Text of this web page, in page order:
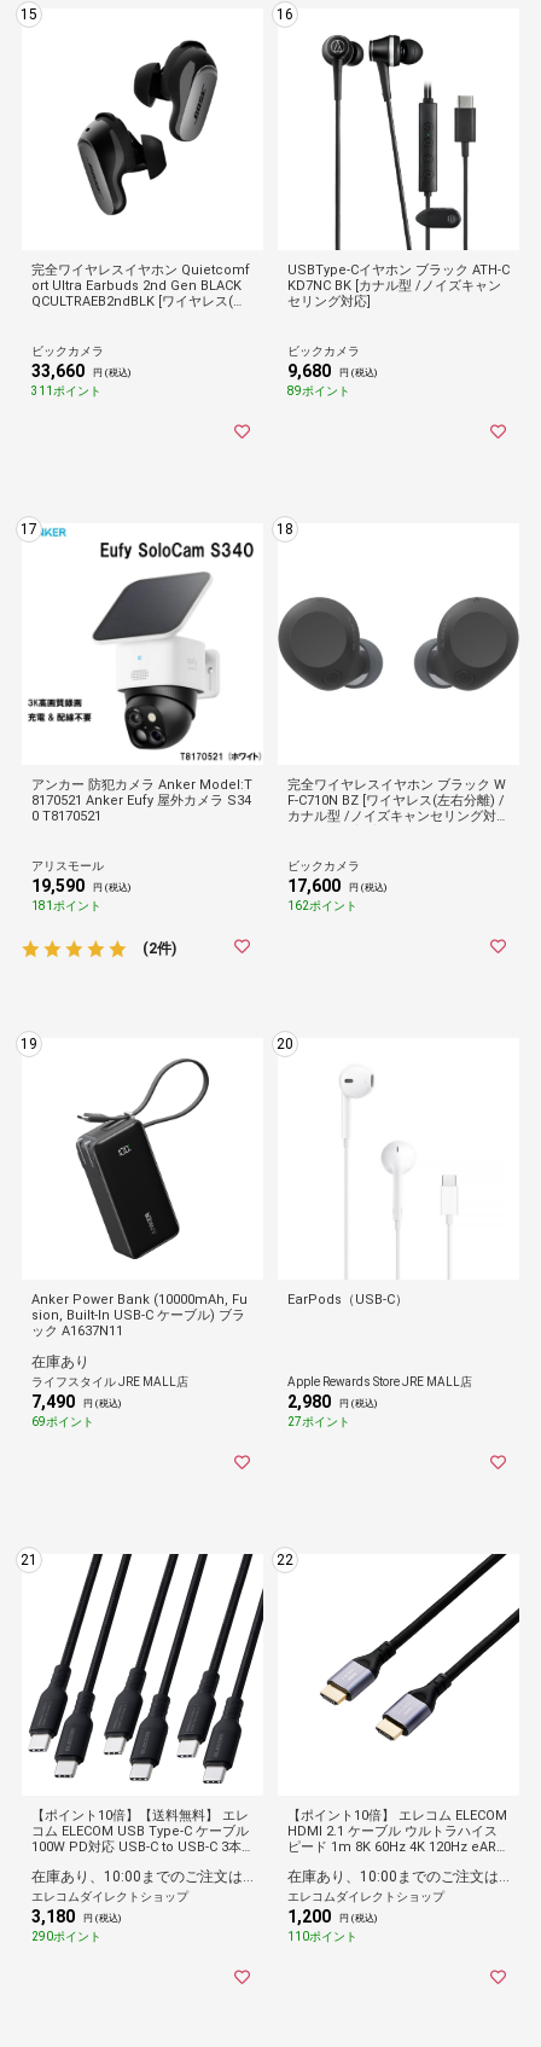
15
完全ワイヤレスイヤホン Quietcomf
ort Ultra Earbuds 2nd Gen BLACK
QCULTRAEB2ndBLK [ワイヤレス(左
ビックカメラ
33,660 円 (税込)
311ポイント
16
USBType-Cイヤホン ブラック ATH-C
KD7NC BK [カナル型 /ノイズキャン
セリング対応]
ビックカメラ
9,680 円 (税込)
89ポイント
17
アンカー 防犯カメラ Anker Model:T
8170521 Anker Eufy 屋外カメラ S34
0 T8170521
アリスモール
19,590 円 (税込)
181ポイント
(2件)
18
完全ワイヤレスイヤホン ブラック W
F-C710N BZ [ワイヤレス(左右分離) /
カナル型 /ノイズキャンセリング対応
ビックカメラ
17,600 円 (税込)
162ポイント
19
Anker Power Bank (10000mAh, Fu
sion, Built-In USB-C ケーブル) ブラ
ック A1637N11
在庫あり
ライフスタイル JRE MALL店
7,490 円 (税込)
69ポイント
20
EarPods（USB-C）
Apple Rewards Store JRE MALL店
2,980 円 (税込)
27ポイント
21
【ポイント10倍】【送料無料】 エレ
コム ELECOM USB Type-C ケーブル
100W PD対応 USB-C to USB-C 3本
ン 断線に強い 480Mbps ブラック
在庫あり、10:00までのご注文は最短即日発送
エレコムダイレクトショップ
3,180 円 (税込)
290ポイント
22
【ポイント10倍】 エレコム ELECOM
HDMI 2.1 ケーブル ウルトラハイス
ピード 1m 8K 60Hz 4K 120Hz eARC
ュ Ultra High Speed HDMI Cable
認証品 ブラック
在庫あり、10:00までのご注文は最短即日発送
エレコムダイレクトショップ
1,200 円 (税込)
110ポイント